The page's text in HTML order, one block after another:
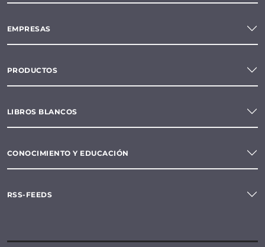
EMPRESAS
PRODUCTOS
LIBROS BLANCOS
CONOCIMIENTO Y EDUCACIÓN
RSS-FEEDS